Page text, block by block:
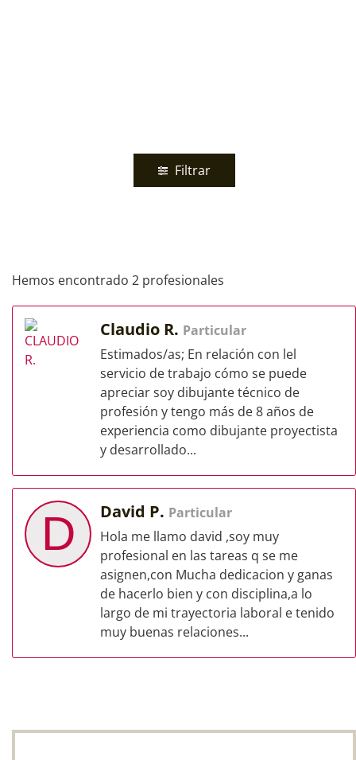
Filtrar
Hemos encontrado 2 profesionales
Claudio R. Particular
Estimados/as; En relación con lel
servicio de trabajo cómo se puede
apreciar soy dibujante técnico de
profesión y tengo más de 8 años de
experiencia como dibujante proyectista
y desarrollado...
D David P. Particular
Hola me llamo david ,soy muy
profesional en las tareas q se me
asignen,con Mucha dedicacion y ganas
de hacerlo bien y con disciplina,a lo
largo de mi trayectoria laboral e tenido
muy buenas relaciones...